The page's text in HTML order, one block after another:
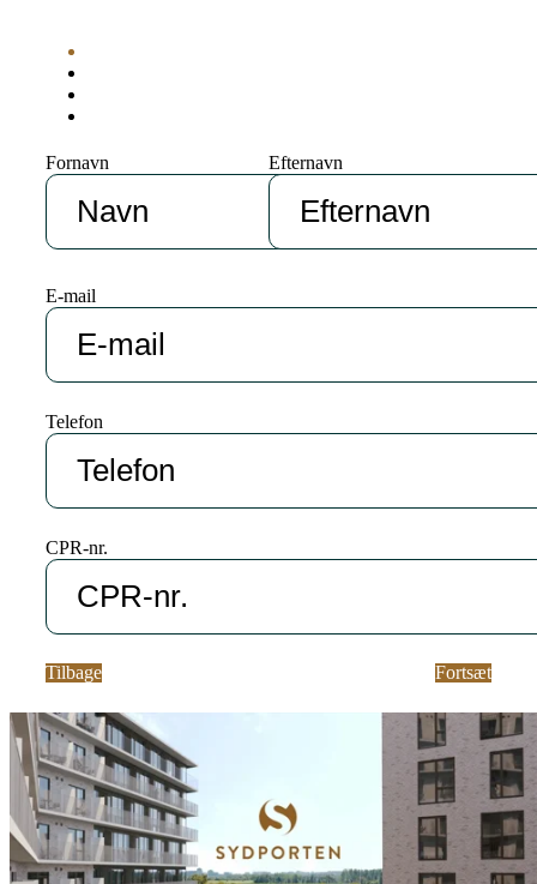
Fornavn Efternavn
E-mail
Telefon
CPR-nr.
Tilbage Fortsæt